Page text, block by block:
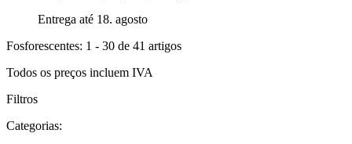
Entrega até 18. agosto
Fosforescentes: 1 - 30 de 41 artigos
Todos os preços incluem IVA
Filtros
Categorias: